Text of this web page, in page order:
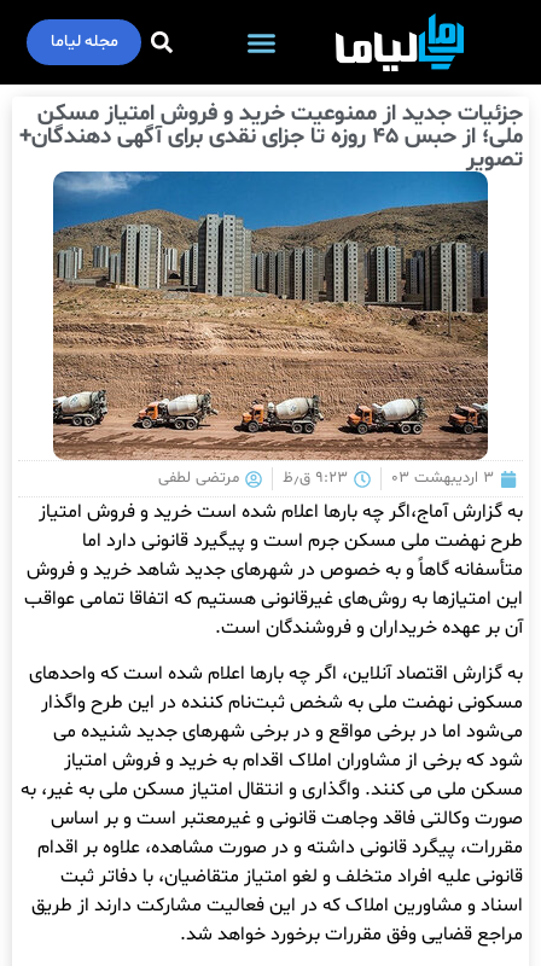
مجله لیاما
جزئیات جدید از ممنوعیت خرید و فروش امتیاز مسکن
ملی؛ از حبس ۴۵ روزه تا جزای نقدی برای آگهی دهندگان+
تصویر
۳ اردیبهشت ۰۳ ۹:۲۳ ق٫ظ مرتضی لطفی
به گزارش آماج،اگر چه بارها اعلام شده است خرید و فروش امتیاز
طرح نهضت ملی مسکن جرم است و پیگیرد قانونی دارد اما
متأسفانه گاهاً و به خصوص در شهرهای جدید شاهد خرید و فروش
این امتیازها به روش‌های غیرقانونی هستیم که اتفاقا تمامی عواقب
آن بر عهده خریداران و فروشندگان است.
به گزارش اقتصاد آنلاین، اگر چه بارها اعلام شده است که واحدهای
مسکونی نهضت ملی به شخص ثبت‌نام کننده در این طرح واگذار
می‌شود اما در برخی مواقع و در برخی شهرهای جدید شنیده می
شود که برخی از مشاوران املاک اقدام به خرید و فروش امتیاز
مسکن ملی می کنند. واگذاری و انتقال امتیاز مسکن ملی به غیر، به
صورت وکالتی فاقد وجاهت قانونی و غیرمعتبر است و بر اساس
مقررات، پیگرد قانونی داشته و در صورت مشاهده، علاوه بر اقدام
قانونی علیه افراد متخلف و لغو امتیاز متقاضیان، با دفاتر ثبت
اسناد و مشاورین املاک که در این فعالیت مشارکت دارند از طریق
مراجع قضایی وفق مقررات برخورد خواهد شد.